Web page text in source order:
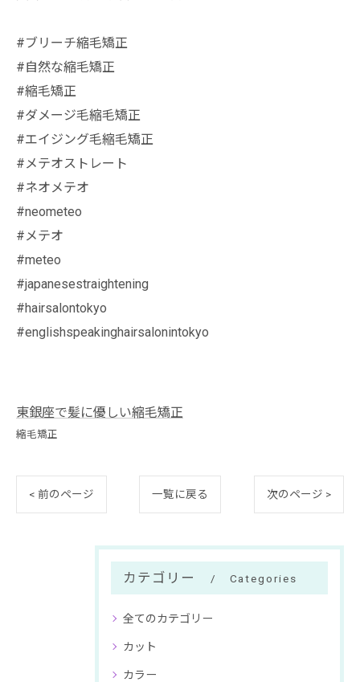
#ブリーチ縮毛矯正
#自然な縮毛矯正
#縮毛矯正
#ダメージ毛縮毛矯正
#エイジング毛縮毛矯正
#メテオストレート
#ネオメテオ
#neometeo
#メテオ
#meteo
#japanesestraightening
#hairsalontokyo
#englishspeakinghairsalonintokyo
東銀座で髪に優しい縮毛矯正
縮毛矯正
< 前のページ 一覧に戻る 次のページ >
カテゴリー Categories
全てのカテゴリー
カット
カラー